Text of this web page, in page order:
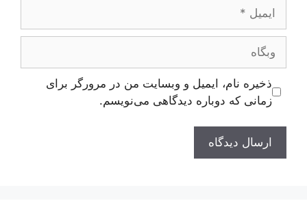
وبگاه
ذخیره نام، ایمیل و وبسایت من در مرورگر برای
زمانی که دوباره دیدگاهی می‌نویسم.